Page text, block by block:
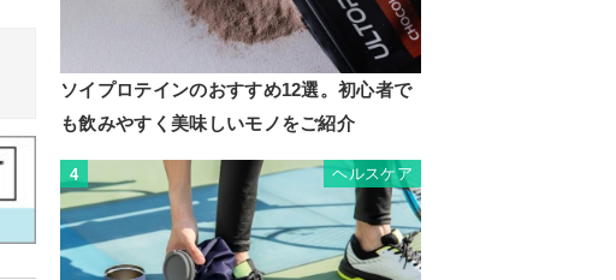
ソイプロテインのおすすめ12選。初心者で
も飲みやすく美味しいモノをご紹介
4 ヘルスケア